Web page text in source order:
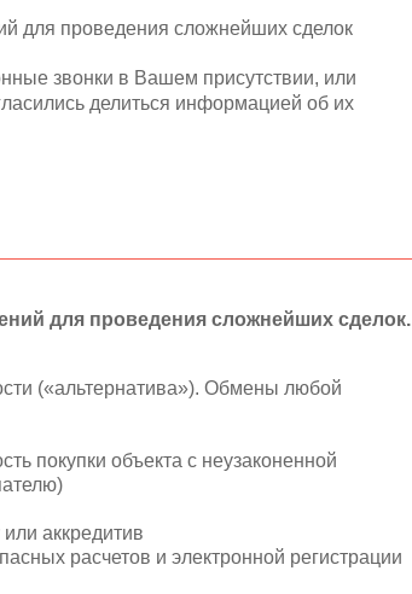
для проведения сложнейших сделок
звонки в Вашем присутствии, или
делиться информацией об их
для проведения сложнейших сделок.
(«альтернатива»). Обмены любой
покупки объекта с неузаконенной
аккредитив
расчетов и электронной регистрации